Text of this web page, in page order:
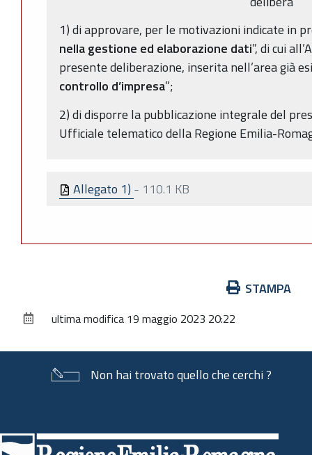
1) di approvare, per le motivazioni indicate in
nella gestione ed elaborazione dati”, di cui
presente deliberazione, inserita nell’area già
controllo d’impresa”;
2) di disporre la pubblicazione integrale del
Ufficiale telematico della Regione Emilia-
Allegato 1) - 110.1 KB
documento
STAMPA
ultima modifica 19 maggio 2023 20:22
Non hai trovato quello che cerchi ?
di